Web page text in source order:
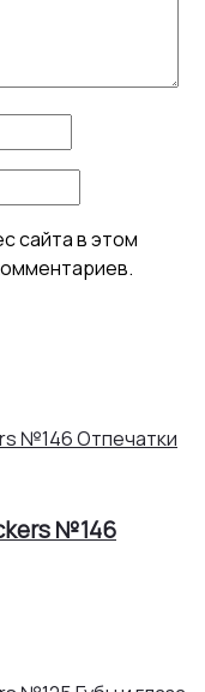
сайта в этом
№146